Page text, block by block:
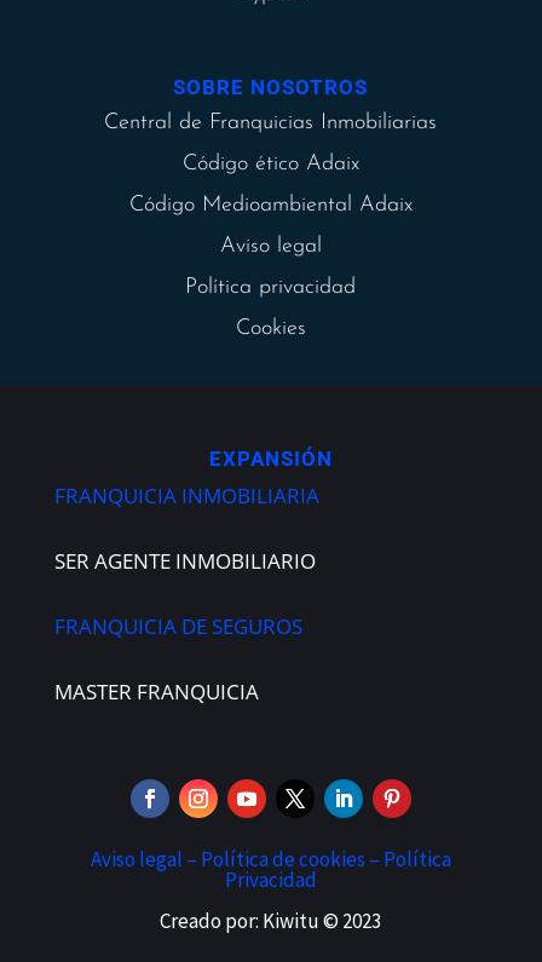
SOBRE NOSOTROS
Central de Franquicias Inmobiliarias
Código ético Adaix
Código Medioambiental Adaix
Aviso legal
Política privacidad
Cookies
EXPANSIÓN
FRANQUICIA INMOBILIARIA
SER AGENTE INMOBILIARIO
FRANQUICIA DE SEGUROS
MASTER FRANQUICIA
Aviso legal – Política de cookies – Política
Privacidad
Creado por: Kiwitu © 2023